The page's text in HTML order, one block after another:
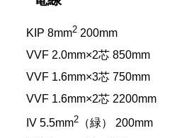
KIP 8mm2200mm
VVF 2.0mm×2芯 850mm
VVF 1.6mm×3芯 750mm
VVF 1.6mm×2芯 2200mm
IV 5.5mm2（緑） 200mm